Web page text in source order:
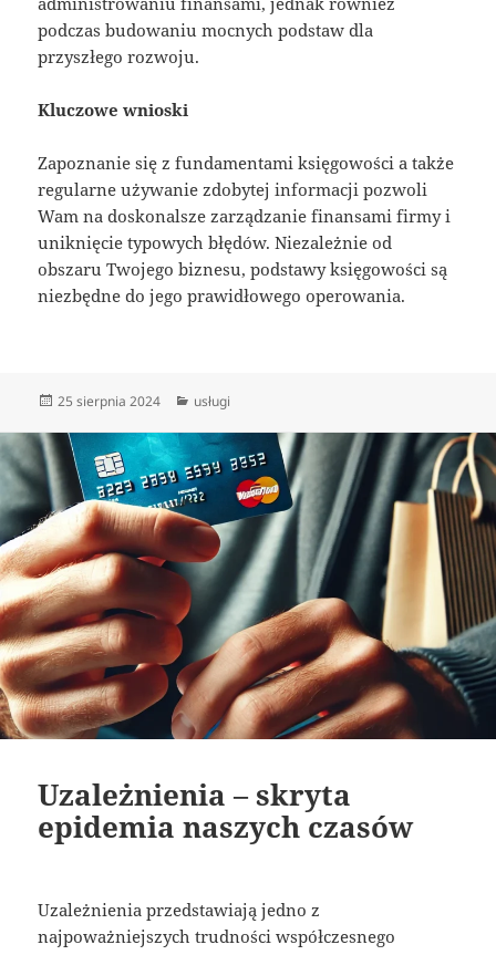
podczas budowaniu mocnych podstaw dla
przyszłego rozwoju.
Kluczowe wnioski
Zapoznanie się z fundamentami księgowości a także
regularne używanie zdobytej informacji pozwoli
Wam na doskonalsze zarządzanie finansami firmy i
uniknięcie typowych błędów. Niezależnie od
obszaru Twojego biznesu, podstawy księgowości są
niezbędne do jego prawidłowego operowania.
Data
25 sierpnia 2024 Kategorie
usługi
Uzależnienia – skryta
epidemia naszych czasów
Uzależnienia przedstawiają jedno z
najpoważniejszych trudności współczesnego